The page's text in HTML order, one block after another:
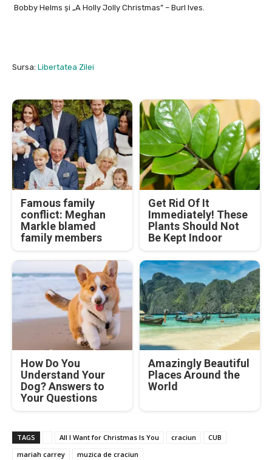
Bobby Helms şi „A Holly Jolly Christmas” – Burl Ives.
Sursa: Libertatea Zilei
Famous family
conflict: Meghan
Markle blamed
family members
Get Rid Of It
Immediately! These
Plants Should Not
Be Kept Indoor
How Do You
Understand Your
Dog? Answers to
Your Questions
Amazingly Beautiful
Places Around the
World
TAGS All I Want for Christmas Is You craciun
CUB
mariah carrey
muzica de craciun